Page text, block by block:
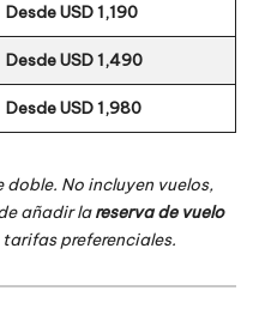
Desde USD 1,190
Desde USD 1,490
Desde USD 1,980
doble. No incluyen vuelos,
añadir lareserva de vuelo
preferenciales.